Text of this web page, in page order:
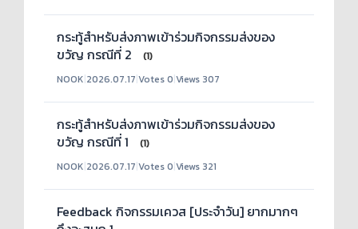
กระทู้สำหรับส่งภาพเข้าร่วมกิจกรรมส่งของ
ขวัญ กรณีที่ 2
(1)
NOOK|2026.07.17|Votes 0|Views 307
กระทู้สำหรับส่งภาพเข้าร่วมกิจกรรมส่งของ
ขวัญ กรณีที่ 1
(1)
NOOK|2026.07.17|Votes 0|Views 321
Feedback กิจกรรมเควส [ประจำวัน] ยากมากๆ